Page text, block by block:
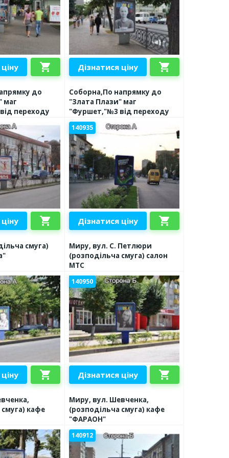
shopping_cart
до
маг
переходу
Дізнатися ціну shopping_cart
Соборна,По напрямку до
"Злата Плази" маг
"Фуршет,"№3 від переходу
shopping_cart
смуга)
140935
Дізнатися ціну shopping_cart
Миру, вул. С. Петлюри
(розподільча смуга) салон
МТС
shopping_cart
кафе
140950
Дізнатися ціну shopping_cart
Миру, вул. Шевченка,
(розподільча смуга) кафе
"ФАРАОН"
140912